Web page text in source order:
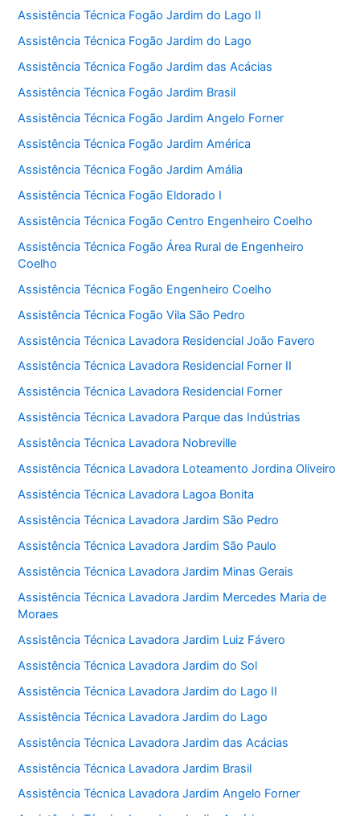
Assistência Técnica Fogão Jardim do Lago II
Assistência Técnica Fogão Jardim do Lago
Assistência Técnica Fogão Jardim das Acácias
Assistência Técnica Fogão Jardim Brasil
Assistência Técnica Fogão Jardim Angelo Forner
Assistência Técnica Fogão Jardim América
Assistência Técnica Fogão Jardim Amália
Assistência Técnica Fogão Eldorado I
Assistência Técnica Fogão Centro Engenheiro Coelho
Assistência Técnica Fogão Área Rural de Engenheiro
Coelho
Assistência Técnica Fogão Engenheiro Coelho
Assistência Técnica Fogão Vila São Pedro
Assistência Técnica Lavadora Residencial João Favero
Assistência Técnica Lavadora Residencial Forner II
Assistência Técnica Lavadora Residencial Forner
Assistência Técnica Lavadora Parque das Indústrias
Assistência Técnica Lavadora Nobreville
Assistência Técnica Lavadora Loteamento Jordina Oliveiro
Assistência Técnica Lavadora Lagoa Bonita
Assistência Técnica Lavadora Jardim São Pedro
Assistência Técnica Lavadora Jardim São Paulo
Assistência Técnica Lavadora Jardim Minas Gerais
Assistência Técnica Lavadora Jardim Mercedes Maria de
Moraes
Assistência Técnica Lavadora Jardim Luiz Fávero
Assistência Técnica Lavadora Jardim do Sol
Assistência Técnica Lavadora Jardim do Lago II
Assistência Técnica Lavadora Jardim do Lago
Assistência Técnica Lavadora Jardim das Acácias
Assistência Técnica Lavadora Jardim Brasil
Assistência Técnica Lavadora Jardim Angelo Forner